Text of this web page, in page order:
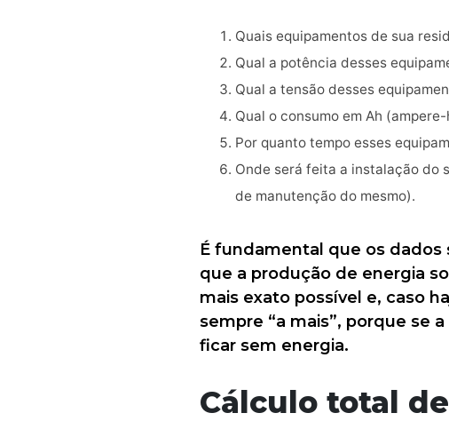
Quais equipamentos de sua
Qual a potência desses
Qual a tensão desses
Qual o consumo em Ah
Por quanto tempo esses
Onde será feita a instalação do
de manutenção do mesmo).
É fundamental que os dados
que a produção de energia
mais exato possível e, caso
sempre “a mais”, porque se
ficar sem energia.
Cálculo total